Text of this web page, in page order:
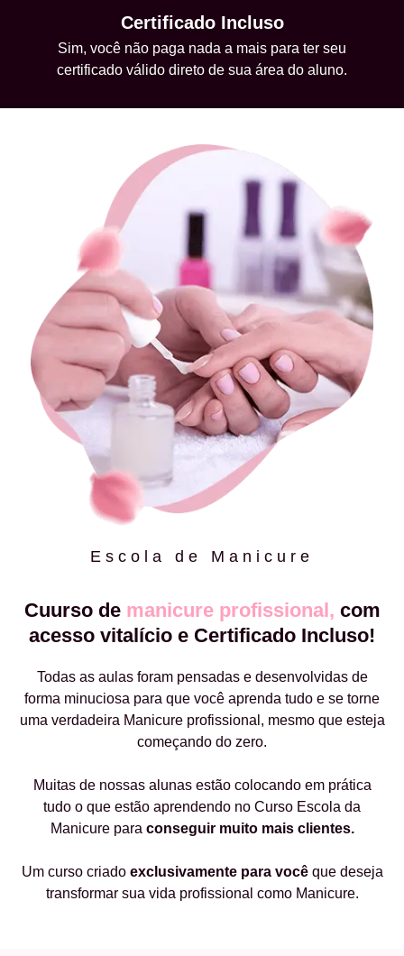
Certificado Incluso
Sim, você não paga nada a mais para ter seu
certificado válido direto de sua área do aluno.
Escola de Manicure
Cuurso de manicure profissional, com
acesso vitalício e Certificado Incluso!
Todas as aulas foram pensadas e desenvolvidas de
forma minuciosa para que você aprenda tudo e se torne
uma verdadeira Manicure profissional, mesmo que esteja
começando do zero.
Muitas de nossas alunas estão colocando em prática
tudo o que estão aprendendo no Curso Escola da
Manicure para conseguir muito mais clientes.
Um curso criado exclusivamente para vocêque deseja
transformar sua vida profissional como Manicure.